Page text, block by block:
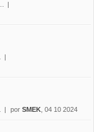
por SMEK , 04 10 2024